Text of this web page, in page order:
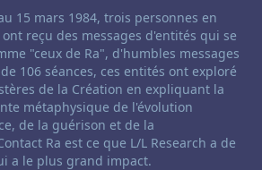
concernant le channeling:
15 mars 1984, trois personnes en
reçu des messages d'entités qui se
"ceux de Ra", d'humbles messages
106 séances, ces entités ont exploré
de la Création en expliquant la
métaphysique de l'évolution
de la guérison et de la
Ra est ce que L/L Research a de
a le plus grand impact.